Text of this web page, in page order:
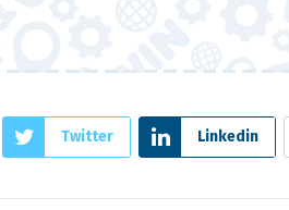
Twitter Linkedin